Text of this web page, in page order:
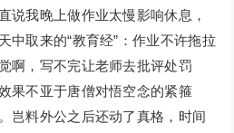
我晚上做作业太慢影响休息，
中取来的“教育经”：作业不许拖拉
啊，写不完让老师去批评处罚
不亚于唐僧对悟空念的紧箍
岂料外公之后还动了真格，时间